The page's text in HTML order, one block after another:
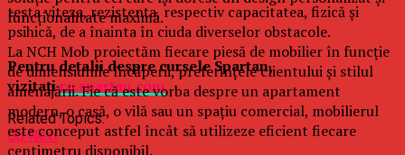
testa viteza, rezistența, respectiv capacitatea, fizică și
psihică, de a înainta în ciuda diverselor obstacole.
Pentru detalii despre cursele Spartan,
vizitațiro.spartan.com
Related Topics:
Up Next
funcționalitate maximă.
La NCH Mob proiectăm fiecare piesă de mobilier în funcție
de dimensiunile încăperii, preferințele clientului și stilul
amenajării. Fie că este vorba despre un apartament
modern, o casă, o vilă sau un spațiu comercial, mobilierul
este conceput astfel încât să utilizeze eficient fiecare
centimetru disponibil.